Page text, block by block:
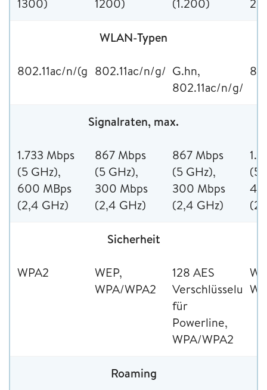
1300)
1200)
(1.200)
WLAN-Typen
802.11ac/n/(g/a/b802.11ac/n/g/a/bG.hn,
802.11ac/n/g/b/a
Signalraten, max.
1.733 Mbps
(5 GHz),
600 MBps
(2,4 GHz)
867 Mbps
(5 GHz),
300 Mbps
(2,4 GHz)
867 Mbps
(5 GHz),
300 Mbps
(2,4 GHz)
(5
Sicherheit
WPA2
WEP,
WPA/WPA2
128 AES
Verschlüsselung
für
Powerline,
WPA/WPA2
Roaming